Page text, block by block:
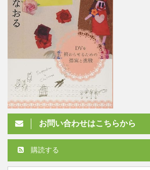
お問い合わせはこちらから
購読する